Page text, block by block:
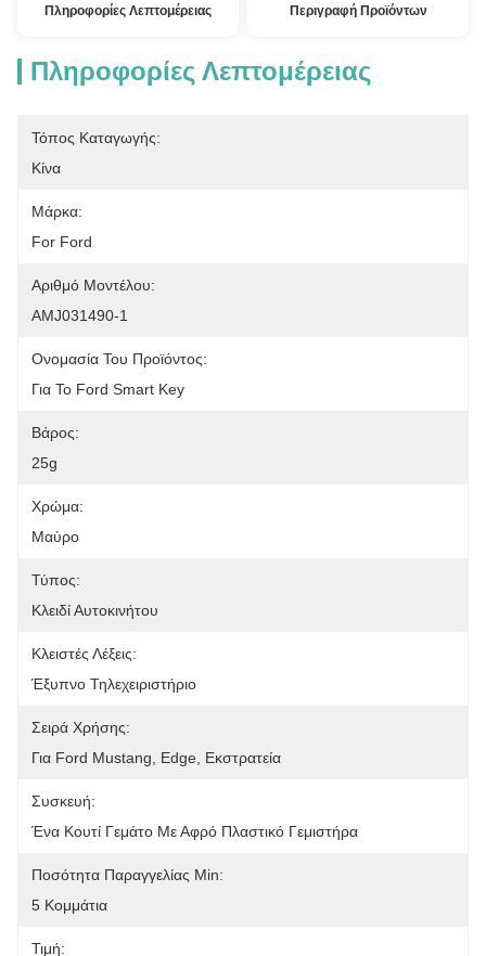
Πληροφορίες Λεπτομέρειας Περιγραφή Προϊόντων
Πληροφορίες Λεπτομέρειας
Τόπος Καταγωγής:
Κίνα
Μάρκα:
For Ford
Αριθμό Μοντέλου:
AMJ031490-1
Ονομασία Του Προϊόντος:
Για Το Ford Smart Key
Βάρος:
25g
Χρώμα:
Μαύρο
Τύπος:
Κλειδί Αυτοκινήτου
Κλειστές Λέξεις:
Έξυπνο Τηλεχειριστήριο
Σειρά Χρήσης:
Για Ford Mustang, Edge, Εκστρατεία
Συσκευή:
Ένα Κουτί Γεμάτο Με Αφρό Πλαστικό Γεμιστήρα
Ποσότητα Παραγγελίας Min:
5 Κομμάτια
Τιμή: